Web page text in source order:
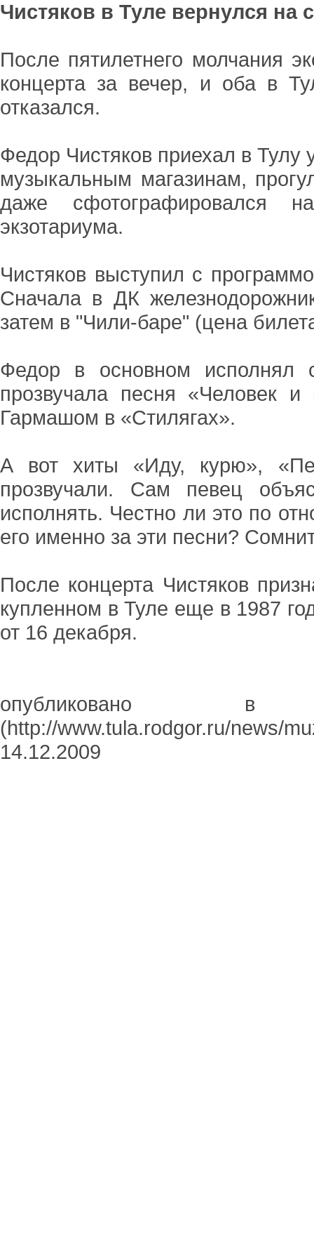
Чистяков в Туле вернулся на
После пятилетнего молчания
концерта за вечер, и оба в
отказался.
Федор Чистяков приехал в
музыкальным магазинам,
даже сфотографировался
экзотариума.
Чистяков выступил с
Сначала в ДК
затем в "Чили-баре" (цена
Федор в основном исполнял
прозвучала песня «Человек
Гармашом в «Стилягах».
А вот хиты «Иду, курю»,
прозвучали. Сам певец
исполнять. Честно ли это по
его именно за эти песни?
После концерта Чистяков
купленном в Туле еще в 1987
от 16 декабря.
опубликовано в
(http://www.tula.rodgor.ru/news/
14.12.2009